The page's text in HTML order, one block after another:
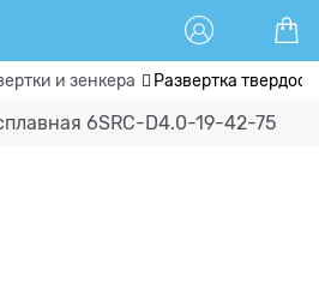
и зенкера Развертка
6SRC-D4.0-19-42-75